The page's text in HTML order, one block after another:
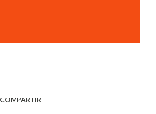
COMPARTIR